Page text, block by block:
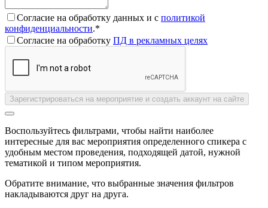
Согласие на обработку данных и с политикой
конфиденциальности.*
Согласие на обработку ПД в рекламных целях
Зарегистрироваться на мероприятие и создать аккаунт на сайте
Воспользуйтесь фильтрами, чтобы найти наиболее
интересные для вас мероприятия определенного спикера с
удобным местом проведения, подходящей датой, нужной
тематикой и типом мероприятия.
Обратите внимание, что выбранные значения фильтров
накладываются друг на друга.